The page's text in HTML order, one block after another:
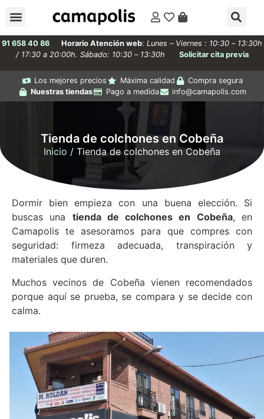
91 658 40 86 Horario Atención web: Lunes – Viernes : 10:30 – 13:30h
/ 17:30 a 20:00h. Sábado: 10:30 – 13:30h
Solicitar cita previa
Los mejores precios Máxima calidad
Compra segura
Nuestras tiendas
Pago a medida info@camapolis.com
Tienda de colchones en Cobeña
Inicio / Tienda de colchones en Cobeña
Dormir bien empieza con una buena elección. Si
buscas una tienda de colchones en Cobeña, en
Camapolis te asesoramos para que compres con
seguridad: firmeza adecuada, transpiración y
materiales que duren.
Muchos vecinos de Cobeña vienen recomendados
porque aquí se prueba, se compara y se decide con
calma.